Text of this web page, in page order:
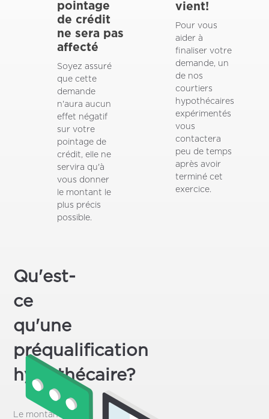
pointage
de crédit
ne sera pas
affecté
Soyez assuré
que cette
demande
n'aura aucun
effet négatif
sur votre
pointage de
crédit, elle ne
servira qu'à
vous donner
le montant le
plus précis
possible.
vient!
Pour vous
aider à
finaliser votre
demande, un
de nos
courtiers
hypothécaires
expérimentés
vous
contactera
peu de temps
après avoir
terminé cet
exercice.
Qu'est-
ce
qu'une
préqualification
hypothécaire?
Le montant de